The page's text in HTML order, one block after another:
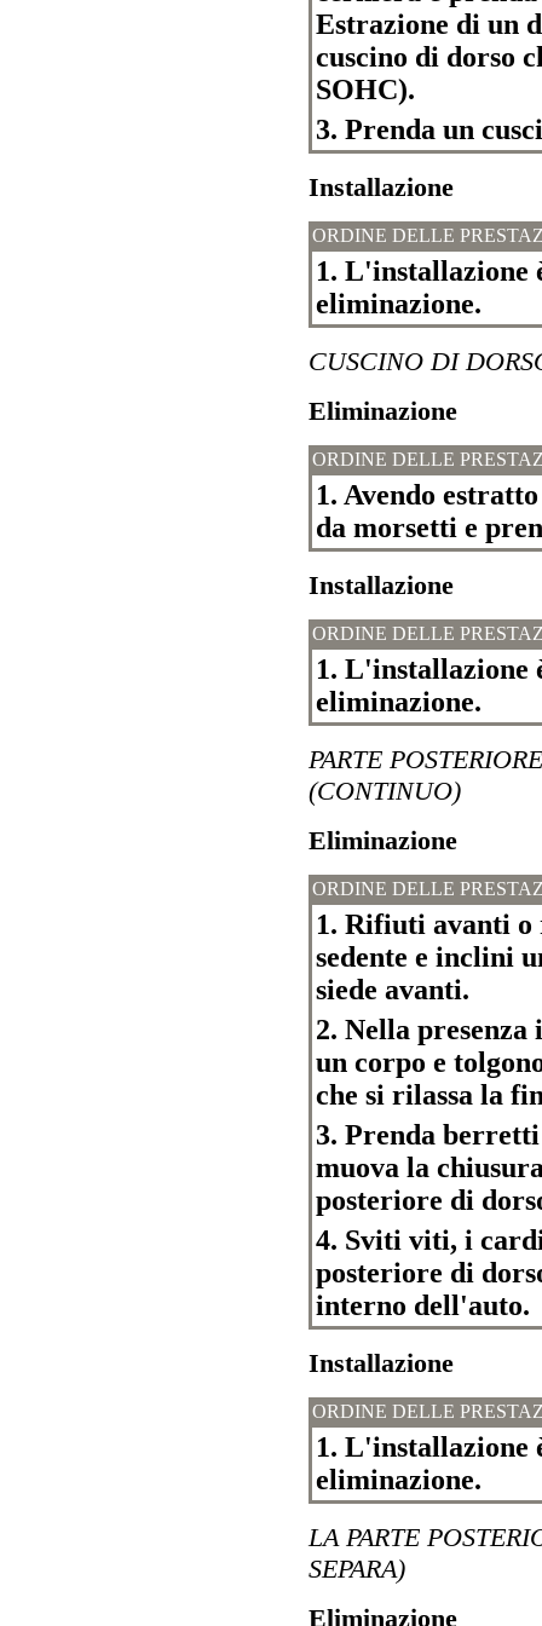
Estrazione di un
cuscino di dorso
SOHC).
3. Prenda un
Installazione
ORDINE DELLE
1. L'installazione
eliminazione.
CUSCINO DI
Eliminazione
ORDINE DELLE
1. Avendo
da morsetti e
Installazione
ORDINE DELLE
1. L'installazione
eliminazione.
PARTE
(CONTINUO)
Eliminazione
ORDINE DELLE
1. Rifiuti avanti o
sedente e inclini
siede avanti.
2. Nella
un corpo e
che si rilassa la
3. Prenda berretti
muova la
posteriore di
4. Sviti viti, i
posteriore di
interno dell'auto.
Installazione
ORDINE DELLE
1. L'installazione
eliminazione.
LA PARTE
SEPARA)
Eliminazione